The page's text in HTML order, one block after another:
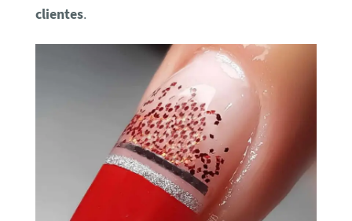
clientes.